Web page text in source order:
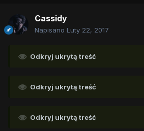
Cassidy
Napisano Luty 22, 2017
Odkryj ukrytą treść
Odkryj ukrytą treść
Odkryj ukrytą treść